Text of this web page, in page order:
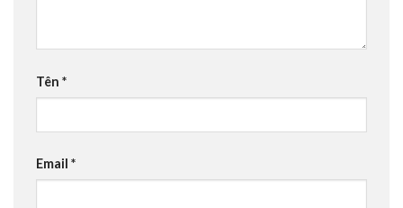
Tên *
Email *